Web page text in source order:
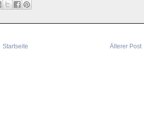
Älterer Post
Startseite